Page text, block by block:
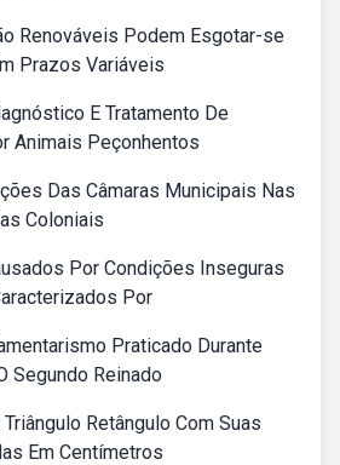
Renováveis Podem Esgotar-se
Prazos Variáveis
E Tratamento De
Animais Peçonhentos
Das Câmaras Municipais Nas
Coloniais
Por Condições Inseguras
Por
Praticado Durante
Segundo Reinado
Retângulo Com Suas
Em Centímetros